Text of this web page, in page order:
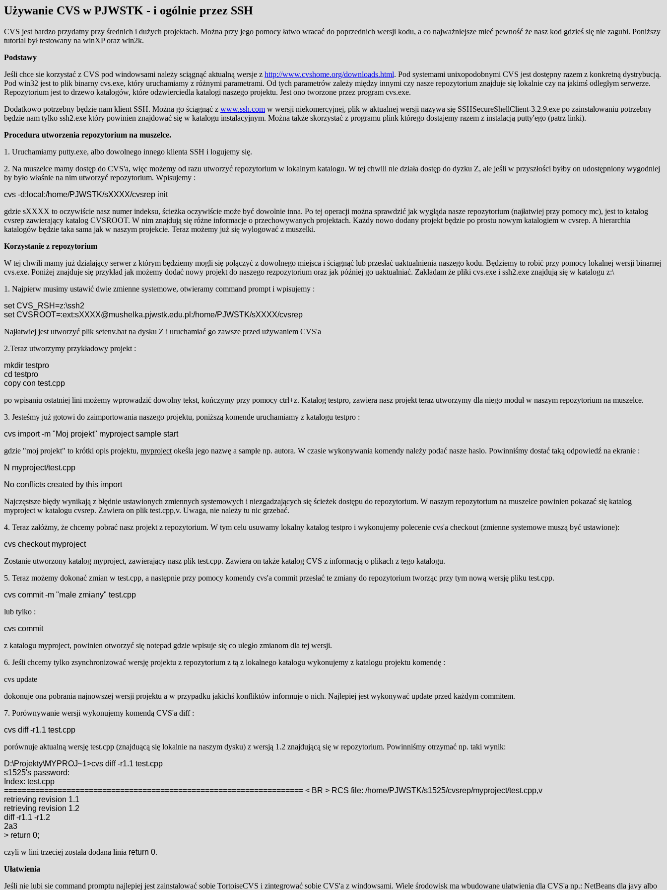
Używanie CVS w PJWSTK - i ogólnie przez SSH
CVS jest bardzo przydatny przy średnich i dużych projektach. Można przy jego pomocy łatwo wracać do poprzednich wersji kodu, a co najważniejsze mieć pewność że nasz kod gdzieś się nie zagubi. Poniższy
tutorial był testowany na winXP oraz win2k.
Podstawy
Jeśli chce sie korzystać z CVS pod windowsami należy sciągnąć aktualną wersje z http://www.cvshome.org/downloads.html. Pod systemami unixopodobnymi CVS jest dostępny razem z konkretną dystrybucją.
Pod win32 jest to plik binarny cvs.exe, który uruchamiamy z różnymi parametrami. Od tych parametrów zależy między innymi czy nasze repozytorium znajduje się lokalnie czy na jakimś odległym serwerze.
Repozytorium jest to drzewo katalogów, które odzwierciedla katalogi naszego projektu. Jest ono tworzone przez program cvs.exe.
Dodatkowo potrzebny będzie nam klient SSH. Można go ściągnąć z www.ssh.com w wersji niekomercyjnej, plik w aktualnej wersji nazywa się SSHSecureShellClient-3.2.9.exe po zainstalowaniu potrzebny
będzie nam tylko ssh2.exe który powinien znajdować się w katalogu instalacyjnym. Można także skorzystać z programu plink którego dostajemy razem z instalacją putty'ego (patrz linki).
Procedura utworzenia repozytorium na muszelce.
1. Uruchamiamy putty.exe, albo dowolnego innego klienta SSH i logujemy się.
2. Na muszelce mamy dostęp do CVS'a, więc możemy od razu utworzyć repozytorium w lokalnym katalogu. W tej chwili nie działa dostęp do dyzku Z, ale jeśli w przyszłości byłby on udostępniony wygodniej
by było właśnie na nim utworzyć repozytorium. Wpisujemy :
cvs -d:local:/home/PJWSTK/sXXXX/cvsrep init
gdzie sXXXX to oczywiście nasz numer indeksu, ścieżka oczywiście może być dowolnie inna. Po tej operacji można sprawdzić jak wygląda nasze repozytorium (najłatwiej przy pomocy mc), jest to katalog
cvsrep zawierający katalog CVSROOT. W nim znajdują się różne informacje o przechowywanych projektach. Każdy nowo dodany projekt będzie po prostu nowym katalogiem w cvsrep. A hierarchia
katalogów będzie taka sama jak w naszym projekcie. Teraz możemy już się wylogować z muszelki.
Korzystanie z repozytorium
W tej chwili mamy już działający serwer z którym będziemy mogli się połączyć z dowolnego miejsca i ściągnąć lub przesłać uaktualnienia naszego kodu. Będziemy to robić przy pomocy lokalnej wersji binarnej
cvs.exe. Poniżej znajduje się przykład jak możemy dodać nowy projekt do naszego rezpozytorium oraz jak później go uaktualniać. Zakładam że pliki cvs.exe i ssh2.exe znajdują się w katalogu z:\
1. Najpierw musimy ustawić dwie zmienne systemowe, otwieramy command prompt i wpisujemy :
set CVS_RSH=z:\ssh2
set CVSROOT=:ext:sXXXX@mushelka.pjwstk.edu.pl:/home/PJWSTK/sXXXX/cvsrep
Najłatwiej jest utworzyć plik setenv.bat na dysku Z i uruchamiać go zawsze przed używaniem CVS'a
2.Teraz utworzymy przykładowy projekt :
mkdir testpro
cd testpro
copy con test.cpp
po wpisaniu ostatniej lini możemy wprowadzić dowolny tekst, kończymy przy pomocy ctrl+z. Katalog testpro, zawiera nasz projekt teraz utworzymy dla niego moduł w naszym repozytorium na muszelce.
3. Jesteśmy już gotowi do zaimportowania naszego projektu, poniższą komende uruchamiamy z katalogu testpro :
cvs import -m "Moj projekt" myproject sample start
gdzie "moj projekt" to krótki opis projektu, myproject okeśla jego nazwę a sample np. autora. W czasie wykonywania komendy należy podać nasze haslo. Powinniśmy dostać taką odpowiedź na ekranie :
N myproject/test.cpp
No conflicts created by this import
Najczęstsze błędy wynikają z błędnie ustawionych zmiennych systemowych i niezgadzających się ścieżek dostępu do repozytorium. W naszym repozytorium na muszelce powinien pokazać się katalog
myproject w katalogu cvsrep. Zawiera on plik test.cpp,v. Uwaga, nie należy tu nic grzebać.
4. Teraz załóżmy, że chcemy pobrać nasz projekt z repozytorium. W tym celu usuwamy lokalny katalog testpro i wykonujemy polecenie cvs'a checkout (zmienne systemowe muszą być ustawione):
cvs checkout myproject
Zostanie utworzony katalog myproject, zawierający nasz plik test.cpp. Zawiera on także katalog CVS z informacją o plikach z tego katalogu.
5. Teraz możemy dokonać zmian w test.cpp, a następnie przy pomocy komendy cvs'a commit przesłać te zmiany do repozytorium tworząc przy tym nową wersję pliku test.cpp.
cvs commit -m "male zmiany" test.cpp
lub tylko :
cvs commit
z katalogu myproject, powinien otworzyć się notepad gdzie wpisuje się co uległo zmianom dla tej wersji.
6. Jeśli chcemy tylko zsynchronizować wersję projektu z repozytorium z tą z lokalnego katalogu wykonujemy z katalogu projektu komendę :
cvs update
dokonuje ona pobrania najnowszej wersji projektu a w przypadku jakichś konfliktów informuje o nich. Najlepiej jest wykonywać update przed każdym commitem.
7. Porównywanie wersji wykonujemy komendą CVS'a diff :
cvs diff -r1.1 test.cpp
porównuje aktualną wersję test.cpp (znajduącą się lokalnie na naszym dysku) z wersją 1.2 znajdującą się w repozytorium. Powinniśmy otrzymać np. taki wynik:
D:\Projekty\MYPROJ~1>cvs diff -r1.1 test.cpp
s1525's password:
Index: test.cpp
=================================================================== < BR > RCS file: /home/PJWSTK/s1525/cvsrep/myproject/test.cpp,v
retrieving revision 1.1
retrieving revision 1.2
diff -r1.1 -r1.2
2a3
> return 0;
czyli w lini trzeciej została dodana linia return 0.
Ułatwienia
Jeśli nie lubi sie command promptu najlepiej jest zainstalować sobie TortoiseCVS i zintegrować sobie CVS'a z windowsami. Wiele środowisk ma wbudowane ułatwienia dla CVS'a np.: NetBeans dla javy albo